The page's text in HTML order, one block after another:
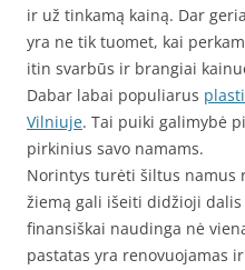
ir už tinkamą kainą. Dar
yra ne tik tuomet, kai
itin svarbūs ir brangiai
Dabar labai populiarus
Vilniuje. Tai puiki galimybė
pirkinius savo namams.
Norintys turėti šiltus namus
žiemą gali išeiti didžioji
finansiškai naudinga nė
pastatas yra renovuojamas